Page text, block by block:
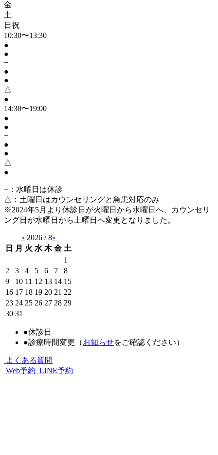
金
土
日祝
10:30〜13:30
●
●
−
●
●
△
●
14:30〜19:00
●
●
−
●
●
△
●
− ：水曜日は休診
△ ：土曜日はカウンセリングと急患対応のみ
※2024年5月より休診日が火曜日から水曜日へ、カウンセリ
ング日が水曜日から土曜日へ変更となりました。
« 2026 / 8»
日
月 火 水 木 金 土
1
2
3 4 5 6 7
8
9
10 11 12 13 14 15
16 17 18 19 20 21 22
23 24 25 26 27 28 29
30 31
●休診日
●診療時間変更（お知らせをご確認ください）
よくある質問
Web予約 LINE予約